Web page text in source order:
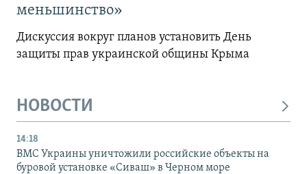
меньшинство»
Дискуссия вокруг планов установить День
защиты прав украинской общины Крыма
НОВОСТИ
14:18
ВМС Украины уничтожили российские объекты на
буровой установке «Сиваш» в Черном море